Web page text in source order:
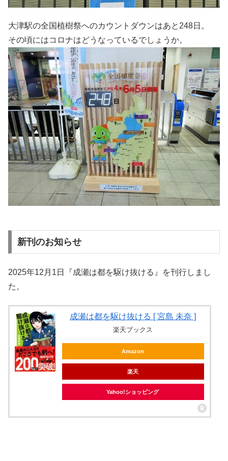
大津駅の全国植樹祭へのカウントダウンはあと248日。
その頃にはコロナはどうなっているでしょうか。
新刊のお知らせ
2025年12月1日『成瀬は都を駆け抜ける』を刊行しまし
た。
成瀬は都を駆け抜ける [ 宮島 未奈 ]
楽天ブックス
Amazon
楽天
Yahoo!ショッピング